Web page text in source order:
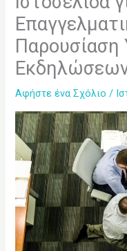
Παρουσίαση
Αφήστε ένα Σχόλιο /